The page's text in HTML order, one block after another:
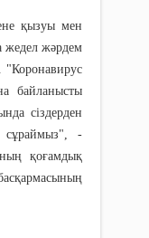
қызуы мен
жедел жәрдем
"Коронавирус
байланысты
сіздерден
сұраймыз", -
қоғамдық